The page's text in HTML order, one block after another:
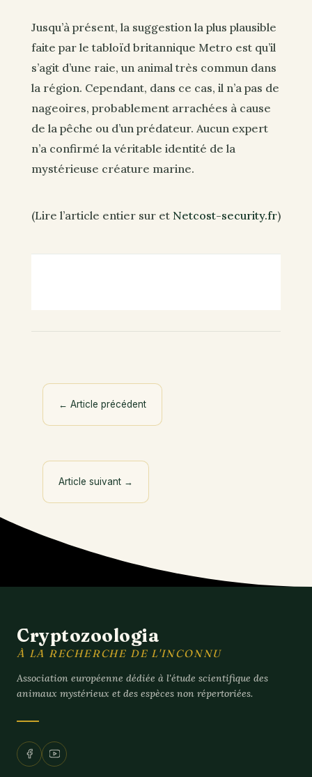
Jusqu’à présent, la suggestion la plus plausible
faite par le tabloïd britannique Metro est qu’il
s’agit d’une raie, un animal très commun dans
la région. Cependant, dans ce cas, il n’a pas de
nageoires, probablement arrachées à cause
de la pêche ou d’un prédateur. Aucun expert
n’a confirmé la véritable identité de la
mystérieuse créature marine.
(Lire l’article entier sur et Netcost-security.fr)
← Article précédent
Article suivant→
Cryptozoologia
À LA RECHERCHE DE L'INCONNU
Association européenne dédiée à l'étude scientifique des
animaux mystérieux et des espèces non répertoriées.